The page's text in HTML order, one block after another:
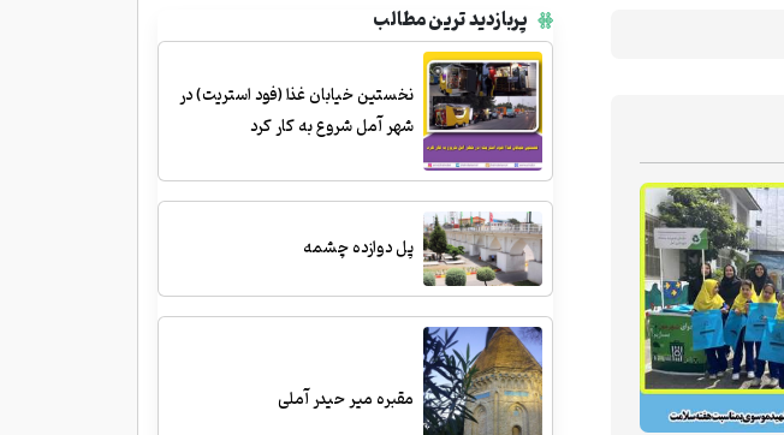
پربازدید ترین مطالب
نخستین خیابان غذا (فود استریت) در
شهر آمل شروع به کار کرد
پل دوازده چشمه
مقبره میر حیدر آملی